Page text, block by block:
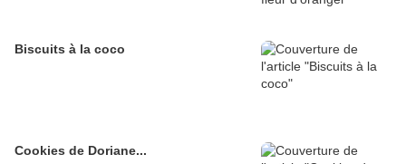
Biscuits à la coco
Cookies de Doriane...